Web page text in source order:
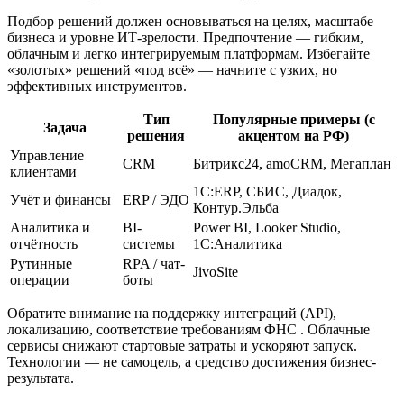
Подбор решений должен основываться на целях, масштабе
бизнеса и уровне ИТ-зрелости. Предпочтение — гибким,
облачным и легко интегрируемым платформам. Избегайте
«золотых» решений «под всё» — начните с узких, но
эффективных инструментов.
Задача
Тип
решения
Популярные примеры (с
акцентом на РФ)
Управление
клиентами
CRM Битрикс24, amoCRM, Мегаплан
Учёт и финансы ERP / ЭДО
1С:ERP, СБИС, Диадок,
Контур.Эльба
Аналитика и
отчётность
BI-
системы
Power BI, Looker Studio,
1С:Аналитика
Рутинные
операции
RPA / чат-
боты
JivoSite
Обратите внимание на поддержку интеграций (API),
локализацию, соответствие требованиям ФНС . Облачные
сервисы снижают стартовые затраты и ускоряют запуск.
Технологии — не самоцель, а средство достижения бизнес-
результата.